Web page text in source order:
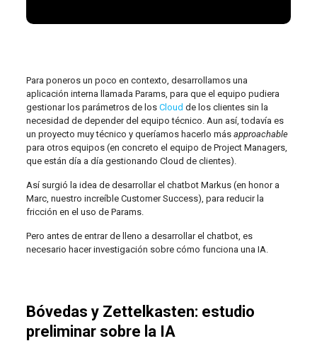
Para poneros un poco en contexto, desarrollamos una
aplicación interna llamada Params, para que el equipo pudiera
gestionar los parámetros de los Cloud de los clientes sin la
necesidad de depender del equipo técnico. Aun así, todavía es
un proyecto muy técnico y queríamos hacerlo más approachable
para otros equipos (en concreto el equipo de Project Managers,
que están día a día gestionando Cloud de clientes).
Así surgió la idea de desarrollar el chatbot Markus (en honor a
Marc, nuestro increíble Customer Success), para reducir la
fricción en el uso de Params.
Pero antes de entrar de lleno a desarrollar el chatbot, es
necesario hacer investigación sobre cómo funciona una IA.
Bóvedas y Zettelkasten: estudio
preliminar sobre la IA